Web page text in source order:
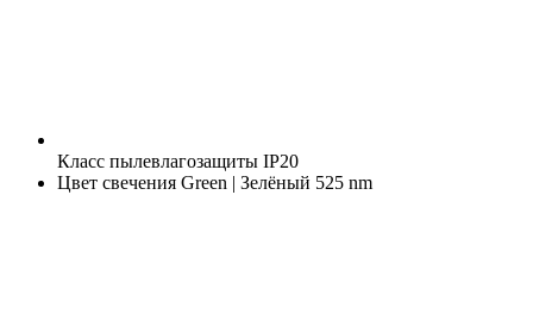
Класс пылевлагозащиты IP20
Цвет свечения Green | Зелёный 525 nm